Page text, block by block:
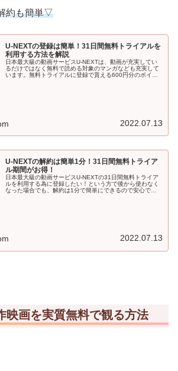
約も簡単▽
U-NEXTの登録は簡単！31日間無料トライアルを
利用する方法を解説
日本最大級の動画サービスU-NEXTは、動画が充実してい
るだけではなく無料で読める対象のマンガなども充実して
います。無料トライアルに登録で貰える600円分のポイン
2022.07.13
U-NEXTの解約は簡単1分！31日間無料トライア
ル期間がお得！
日本最大級の動画サービスU-NEXTの31日間無料トライア
ルを利用する為に登録したい！という方で後から使わなく
なった場合でも、解約は1分で簡単にできるので安心です
2022.07.13
画を実質無料で観る方法